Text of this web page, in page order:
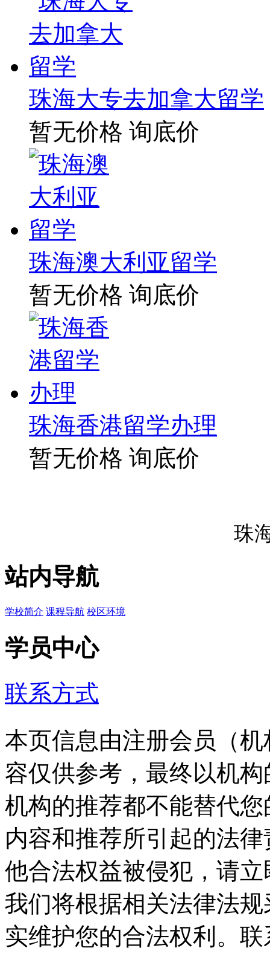
珠海大专去加拿大留学
暂无价格 询底价
珠海澳大利亚留学
暂无价格 询底价
珠海香港留学办理
暂无价格 询底价
珠
站内导航
学校简介 课程导航 校区环境
学员中心
联系方式
本页信息由注册会员（
容仅供参考，最终以机
机构的推荐都不能替代
内容和推荐所引起的法
他合法权益被侵犯，请
我们将根据相关法律法
实维护您的合法权利。